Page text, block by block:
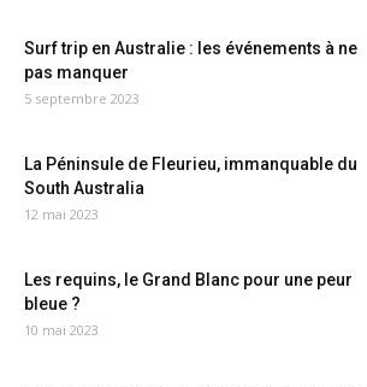
Surf trip en Australie : les événements à ne
pas manquer
5 septembre 2023
La Péninsule de Fleurieu, immanquable du
South Australia
12 mai 2023
Les requins, le Grand Blanc pour une peur
bleue ?
10 mai 2023